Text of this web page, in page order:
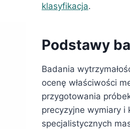
klasyfikacja.
Podstawy
Badania
ocenę właściwości
przygotowania
precyzyjne wymiary i
specjalistycznych